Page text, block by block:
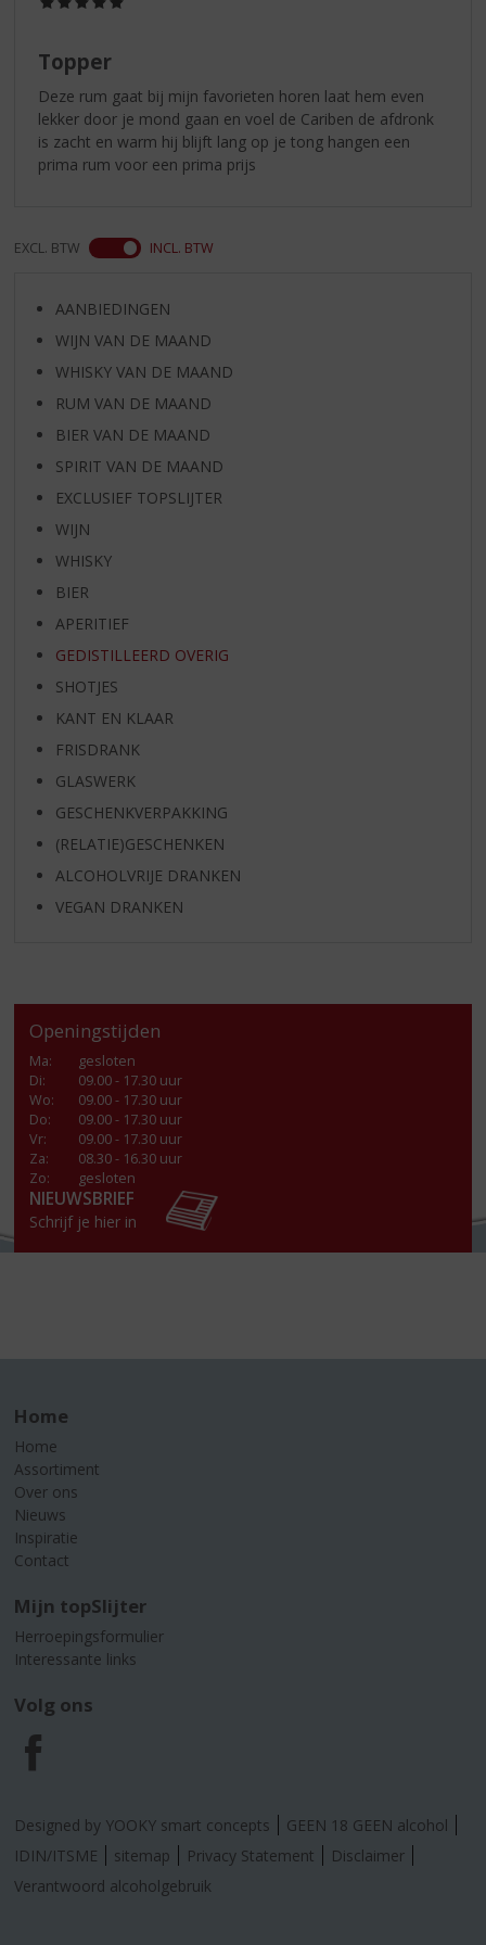
Topper
Deze rum gaat bij mijn favorieten horen laat hem even
lekker door je mond gaan en voel de Cariben de afdronk
is zacht en warm hij blijft lang op je tong hangen een
prima rum voor een prima prijs
EXCL. BTW INCL. BTW
AANBIEDINGEN
WIJN VAN DE MAAND
WHISKY VAN DE MAAND
RUM VAN DE MAAND
BIER VAN DE MAAND
SPIRIT VAN DE MAAND
EXCLUSIEF TOPSLIJTER
WIJN
WHISKY
BIER
APERITIEF
GEDISTILLEERD OVERIG
SHOTJES
KANT EN KLAAR
FRISDRANK
GLASWERK
GESCHENKVERPAKKING
(RELATIE)GESCHENKEN
ALCOHOLVRIJE DRANKEN
VEGAN DRANKEN
Openingstijden
Ma:
gesloten
Di:
09.00 - 17.30 uur
Wo:
09.00 - 17.30 uur
Do:
09.00 - 17.30 uur
Vr:
09.00 - 17.30 uur
Za:
08.30 - 16.30 uur
Zo:
gesloten
NIEUWSBRIEF
Schrijf je hier in
Home
Home
Assortiment
Over ons
Nieuws
Inspiratie
Contact
Mijn topSlijter
Herroepingsformulier
Interessante links
Volg ons
F
a
c
Designed by YOOKY smart concepts
GEEN 18 GEEN alcohol
IDIN/ITSME
sitemap Privacy Statement
Disclaimer
Verantwoord alcoholgebruik